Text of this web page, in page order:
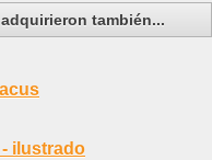
también...
ilustrado